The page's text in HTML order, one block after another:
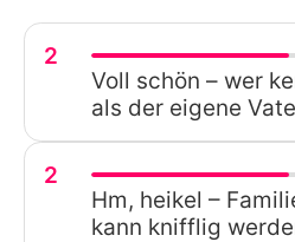
2
Voll schön – wer
als der eigene
2
Hm, heikel –
kann knifflig